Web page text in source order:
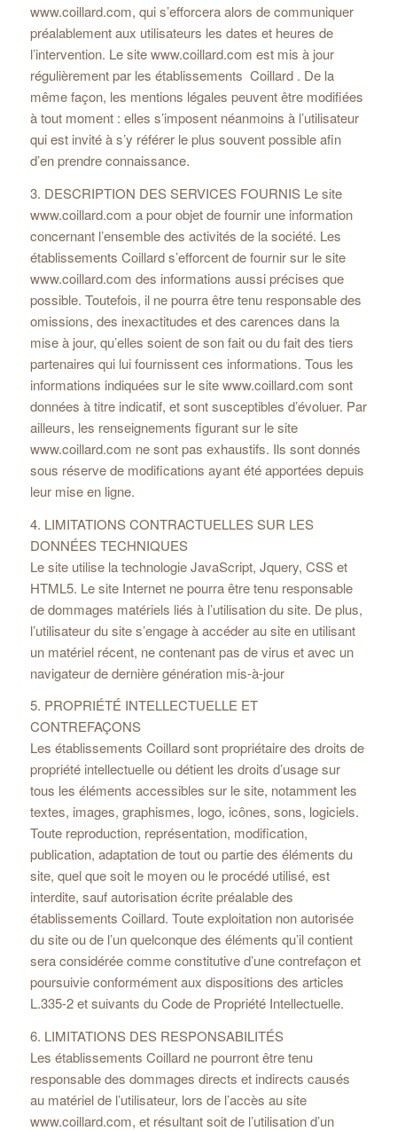
www.coillard.com, qui s’efforcera alors de communiquer
préalablement aux utilisateurs les dates et heures de
l’intervention. Le site www.coillard.com est mis à jour
régulièrement par les établissements Coillard . De la
même façon, les mentions légales peuvent être modifiées
à tout moment : elles s’imposent néanmoins à l’utilisateur
qui est invité à s’y référer le plus souvent possible afin
d’en prendre connaissance.
3. DESCRIPTION DES SERVICES FOURNIS Le site
www.coillard.com a pour objet de fournir une information
concernant l’ensemble des activités de la société. Les
établissements Coillard s’efforcent de fournir sur le site
www.coillard.com des informations aussi précises que
possible. Toutefois, il ne pourra être tenu responsable des
omissions, des inexactitudes et des carences dans la
mise à jour, qu’elles soient de son fait ou du fait des tiers
partenaires qui lui fournissent ces informations. Tous les
informations indiquées sur le site www.coillard.com sont
données à titre indicatif, et sont susceptibles d’évoluer. Par
ailleurs, les renseignements figurant sur le site
www.coillard.com ne sont pas exhaustifs. Ils sont donnés
sous réserve de modifications ayant été apportées depuis
leur mise en ligne.
4. LIMITATIONS CONTRACTUELLES SUR LES
DONNÉES TECHNIQUES
Le site utilise la technologie JavaScript, Jquery, CSS et
HTML5. Le site Internet ne pourra être tenu responsable
de dommages matériels liés à l’utilisation du site. De plus,
l’utilisateur du site s’engage à accéder au site en utilisant
un matériel récent, ne contenant pas de virus et avec un
navigateur de dernière génération mis-à-jour
5. PROPRIÉTÉ INTELLECTUELLE ET
CONTREFAÇONS
Les établissements Coillard sont propriétaire des droits de
propriété intellectuelle ou détient les droits d’usage sur
tous les éléments accessibles sur le site, notamment les
textes, images, graphismes, logo, icônes, sons, logiciels.
Toute reproduction, représentation, modification,
publication, adaptation de tout ou partie des éléments du
site, quel que soit le moyen ou le procédé utilisé, est
interdite, sauf autorisation écrite préalable des
établissements Coillard. Toute exploitation non autorisée
du site ou de l’un quelconque des éléments qu’il contient
sera considérée comme constitutive d’une contrefaçon et
poursuivie conformément aux dispositions des articles
L.335-2 et suivants du Code de Propriété Intellectuelle.
6. LIMITATIONS DES RESPONSABILITÉS
Les établissements Coillard ne pourront être tenu
responsable des dommages directs et indirects causés
au matériel de l’utilisateur, lors de l’accès au site
www.coillard.com, et résultant soit de l’utilisation d’un